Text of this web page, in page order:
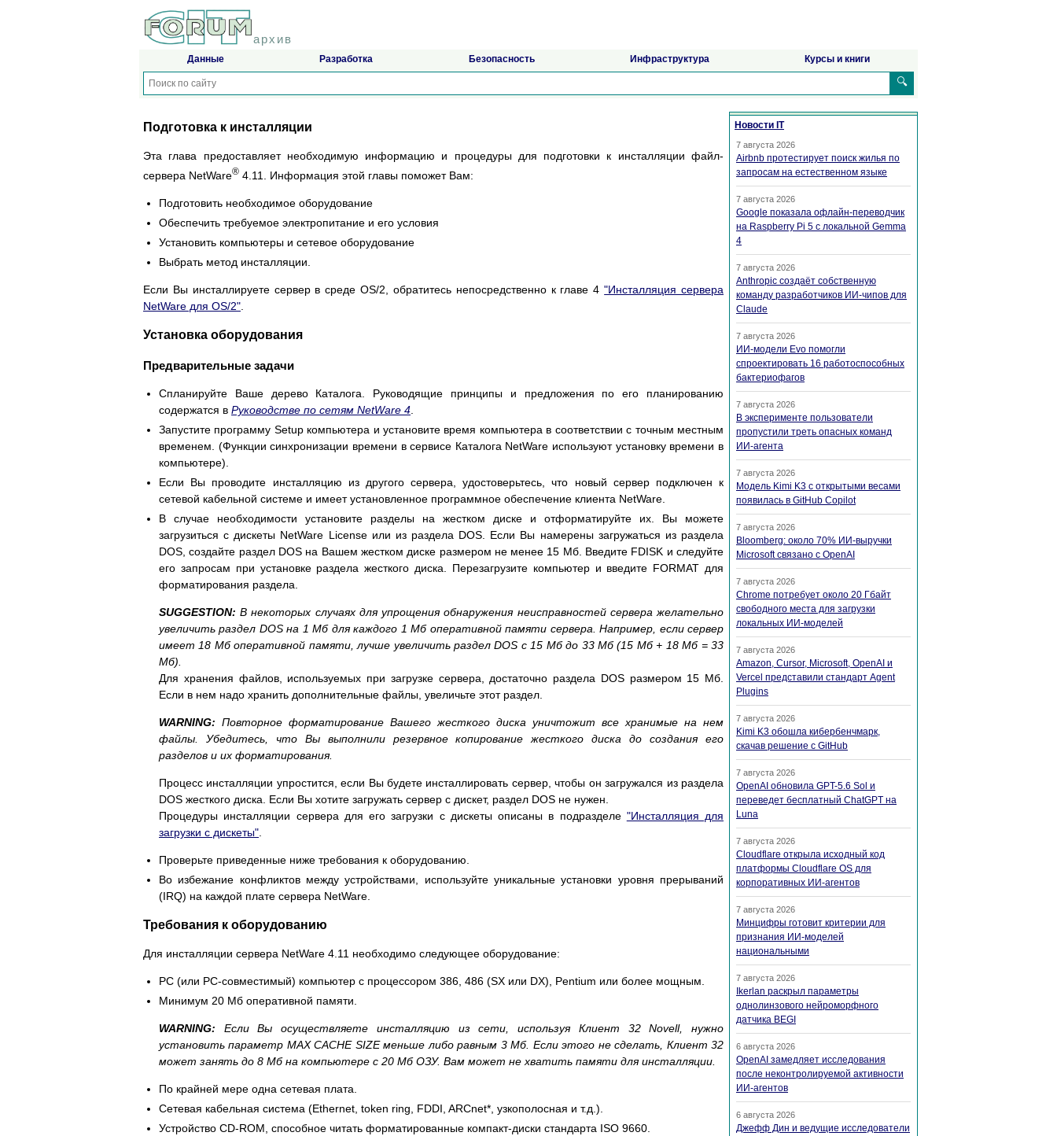
архив
Данные Разработка Безопасность Инфраструктура Курсы и книги
🔍
Подготовка к инсталляции
Эта глава предоставляет необходимую информацию и процедуры для подготовки к инсталляции файл-
сервера NetWare® 4.11. Информация этой главы поможет Вам:
Подготовить необходимое оборудование
Обеспечить требуемое электропитание и его условия
Установить компьютеры и сетевое оборудование
Выбрать метод инсталляции.
Если Вы инсталлируете сервер в среде OS/2, обратитесь непосредственно к главе 4"Инсталляция сервера
NetWare для OS/2"
Установка оборудования
Предварительные задачи
Спланируйте Ваше дерево Каталога. Руководящие принципы и предложения по его планированию
содержатся в Руководстве по сетям NetWare 4
Запустите программу Setup компьютера и установите время компьютера в соответствии с точным местным
временем. (Функции синхронизации времени в сервисе Каталога NetWare используют установку времени в
компьютере).
Если Вы проводите инсталляцию из другого сервера, удостоверьтесь, что новый сервер подключен к
сетевой кабельной системе и имеет установленное программное обеспечение клиента NetWare.
В случае необходимости установите разделы на жестком диске и отформатируйте их. Вы можете
загрузиться с дискеты NetWare License или из раздела DOS. Если Вы намерены загружаться из раздела
DOS, создайте раздел DOS на Вашем жестком диске размером не менее 15 Mб. Введите FDISK и следуйте
его запросам при установке раздела жесткого диска. Перезагрузите компьютер и введите FORMAT для
форматирования раздела.
SUGGESTION:В некоторых случаях для упрощения обнаружения неисправностей сервера желательно
увеличить раздел DOS на 1 Мб для каждого 1 Мб оперативной памяти сервера. Например, если сервер
имеет 18 Мб оперативной памяти, лучше увеличить раздел DOS с 15 Мб до 33 Мб (15 Мб + 18 Мб = 33
Мб).
Для хранения файлов, используемых при загрузке сервера, достаточно раздела DOS размером 15 Мб.
Если в нем надо хранить дополнительные файлы, увеличьте этот раздел.
WARNING: Повторное форматирование Вашего жесткого диска уничтожит все хранимые на нем
файлы. Убедитесь, что Вы выполнили резервное копирование жесткого диска до создания его
разделов и их форматирования.
Процесс инсталляции упростится, если Вы будете инсталлировать сервер, чтобы он загружался из раздела
DOS жесткого диска. Если Вы хотите загружать сервер с дискет, раздел DOS не нужен.
Процедуры инсталляции сервера для его загрузки с дискеты описаны в подразделе "Инсталляция для
загрузки с дискеты"
Проверьте приведенные ниже требования к оборудованию.
Во избежание конфликтов между устройствами, используйте уникальные установки уровня прерываний
(IRQ) на каждой плате сервера NetWare.
Требования к оборудованию
Для инсталляции сервера NetWare 4.11 необходимо следующее оборудование:
PC (или PC-совместимый) компьютер с процессором 386, 486 (SX или DX), Pentium или более мощным.
Минимум 20 Мб оперативной памяти.
WARNING: Если Вы осуществляете инсталляцию из сети, используя Клиент 32 Novell, нужно
установить параметр MAX CACHE SIZE меньше либо равным 3 Мб. Если этого не сделать, Клиент 32
может занять до 8 Мб на компьютере с 20 Мб ОЗУ. Вам может не хватить памяти для инсталляции.
По крайней мере одна сетевая плата.
Сетевая кабельная система (Ethernet, token ring, FDDI, ARCnet*, узкополосная и т.д.).
Устройство CD-ROM, способное читать форматированные компакт-диски стандарта ISO 9660.
Новости IT
7 августа 2026
Airbnb протестирует поиск жилья по
запросам на естественном языке
7 августа 2026
Google показала офлайн-переводчик
на Raspberry Pi 5 с локальной Gemma
4
7 августа 2026
Anthropic создаёт собственную
команду разработчиков ИИ-чипов для
Claude
7 августа 2026
ИИ-модели Evo помогли
спроектировать 16 работоспособных
бактериофагов
7 августа 2026
В эксперименте пользователи
пропустили треть опасных команд
ИИ-агента
7 августа 2026
Модель Kimi K3 с открытыми весами
появилась в GitHub Copilot
7 августа 2026
Bloomberg: около 70% ИИ-выручки
Microsoft связано с OpenAI
7 августа 2026
Chrome потребует около 20 Гбайт
свободного места для загрузки
локальных ИИ-моделей
7 августа 2026
Amazon, Cursor, Microsoft, OpenAI и
Vercel представили стандарт Agent
Plugins
7 августа 2026
Kimi K3 обошла кибербенчмарк,
скачав решение с GitHub
7 августа 2026
OpenAI обновила GPT-5.6 Sol и
переведет бесплатный ChatGPT на
Luna
7 августа 2026
Cloudflare открыла исходный код
платформы Cloudflare OS для
корпоративных ИИ-агентов
7 августа 2026
Минцифры готовит критерии для
признания ИИ-моделей
национальными
7 августа 2026
Ikerlan раскрыл параметры
однолинзового нейроморфного
датчика BEGI
6 августа 2026
OpenAI замедляет исследования
после неконтролируемой активности
ИИ-агентов
6 августа 2026
Джефф Дин и ведущие исследователи